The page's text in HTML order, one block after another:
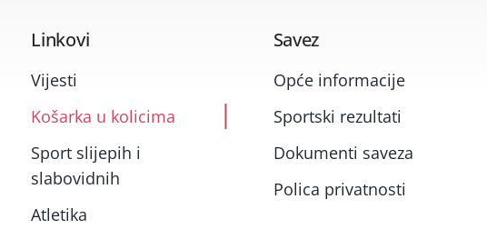
Linkovi
Vijesti
Košarka u kolicima
Sport slijepih i
slabovidnih
Atletika
Savez
Opće informacije
Sportski rezultati
Dokumenti saveza
Polica privatnosti